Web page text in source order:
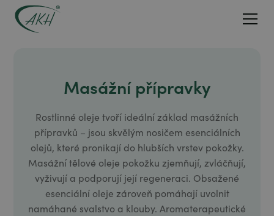
Masážní přípravky
Rostlinné oleje tvoří ideální základ masážních
přípravků – jsou skvělým nosičem esenciálních
olejů, které pronikají do hlubších vrstev pokožky.
Masážní tělové oleje pokožku zjemňují, zvláčňují,
vyživují a podporují její regeneraci. Obsažené
esenciální oleje zároveň pomáhají uvolnit
namáhané svalstvo a klouby. Aromaterapeutické